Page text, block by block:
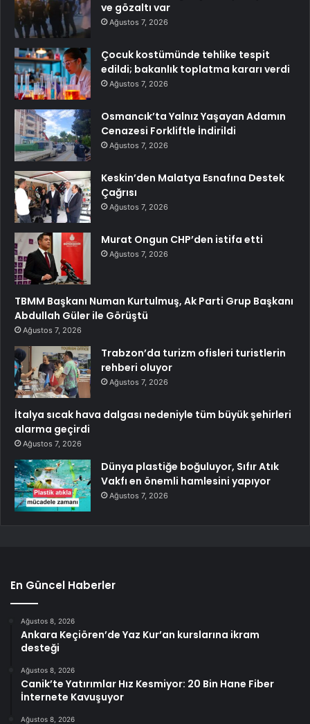
ve gözaltı var
Ağustos 7, 2026
Çocuk kostümünde tehlike tespit
edildi; bakanlık toplatma kararı verdi
Ağustos 7, 2026
Osmancık’ta Yalnız Yaşayan Adamın
Cenazesi Forkliftle İndirildi
Ağustos 7, 2026
Keskin’den Malatya Esnafına Destek
Çağrısı
Ağustos 7, 2026
Murat Ongun CHP’den istifa etti
Ağustos 7, 2026
TBMM Başkanı Numan Kurtulmuş, Ak Parti Grup Başkanı
Abdullah Güler ile Görüştü
Ağustos 7, 2026
Trabzon’da turizm ofisleri turistlerin
rehberi oluyor
Ağustos 7, 2026
İtalya sıcak hava dalgası nedeniyle tüm büyük şehirleri
alarma geçirdi
Ağustos 7, 2026
Dünya plastiğe boğuluyor, Sıfır Atık
Vakfı en önemli hamlesini yapıyor
Ağustos 7, 2026
En Güncel Haberler
Ağustos 8, 2026
Ankara Keçiören’de Yaz Kur’an kurslarına ikram
desteği
Ağustos 8, 2026
Canik’te Yatırımlar Hız Kesmiyor: 20 Bin Hane Fiber
İnternete Kavuşuyor
Ağustos 8, 2026